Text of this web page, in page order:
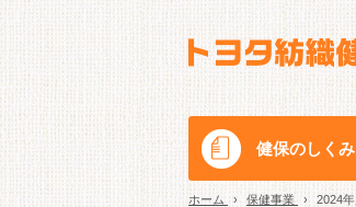
健保のしくみ
ホーム › 保健事業 › 2024